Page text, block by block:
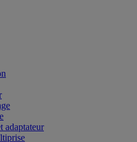
adaptateur